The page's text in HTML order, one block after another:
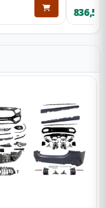
836,51